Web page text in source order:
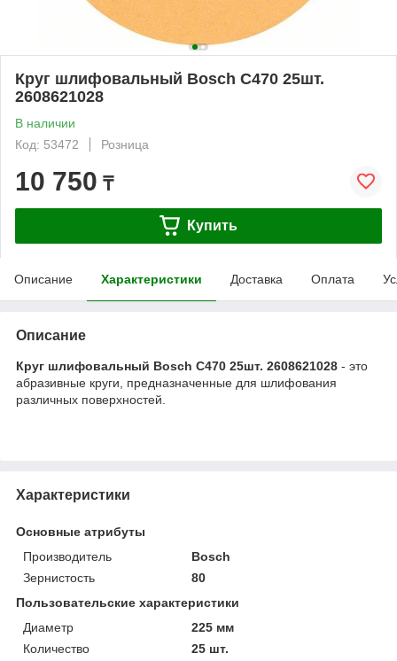
Круг шлифовальный Bosch C470 25шт.
2608621028
В наличии
Код: 53472
Розница
10 750 ₸
Купить
Описание Характеристики Доставка Оплата
Описание
Круг шлифовальный Bosch C470 25шт. 2608621028 - это
абразивные круги, предназначенные для шлифования
различных поверхностей.
Характеристики
Основные атрибуты
Производитель
Bosch
Зернистость
80
Пользовательские характеристики
Диаметр
225 мм
Количество
25 шт.